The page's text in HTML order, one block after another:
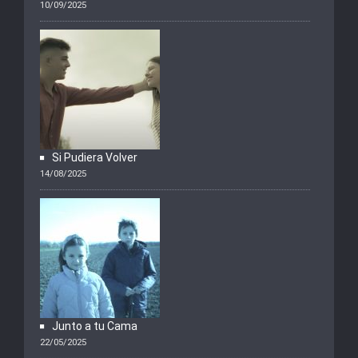
10/09/2025
Si Pudiera Volver
14/08/2025
Junto a tu Cama
22/05/2025